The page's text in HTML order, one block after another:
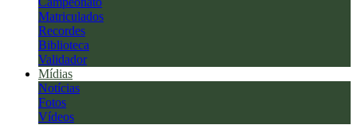
Matriculados
Recordes
Biblioteca
Validador
Mídias
Notícias
Fotos
Vídeos